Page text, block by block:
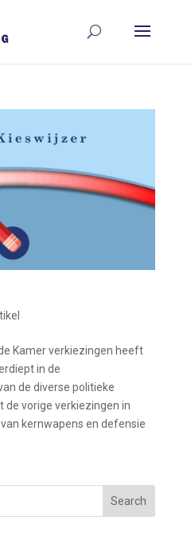
Kamer verkiezingen heeft
in de
de diverse politieke
de vorige verkiezingen in
kernwapens en defensie
Search